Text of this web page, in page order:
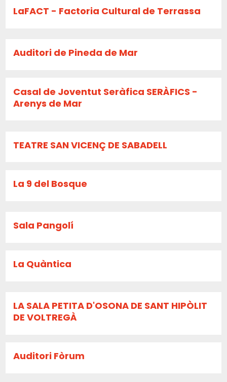
LaFACT - Factoria Cultural de Terrassa
Auditori de Pineda de Mar
Casal de Joventut Seràfica SERÀFICS -
Arenys de Mar
TEATRE SAN VICENÇ DE SABADELL
La 9 del Bosque
Sala Pangolí
La Quàntica
LA SALA PETITA D'OSONA DE SANT HIPÒLIT
DE VOLTREGÀ
Auditori Fòrum